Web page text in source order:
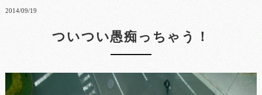
2014/09/19
ついつい愚痴っちゃう！